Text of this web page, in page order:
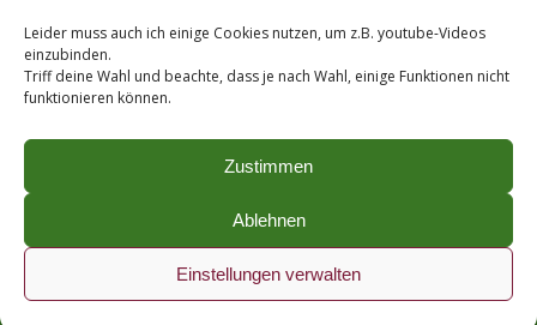
Leider muss auch ich einige Cookies nutzen, um z.B. youtube-Videos
einzubinden.
Triff deine Wahl und beachte, dass je nach Wahl, einige Funktionen nicht
funktionieren können.
Zustimmen
Ablehnen
Einstellungen verwalten
Seife Solawi Solidarische Landwirtschaft
Spülmaschine Tofu Tomaten vegan
in Leipzig